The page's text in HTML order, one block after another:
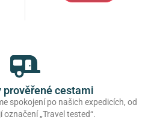
prověřené cestami
spokojení po našich expedicích, od
označení „Travel tested“.